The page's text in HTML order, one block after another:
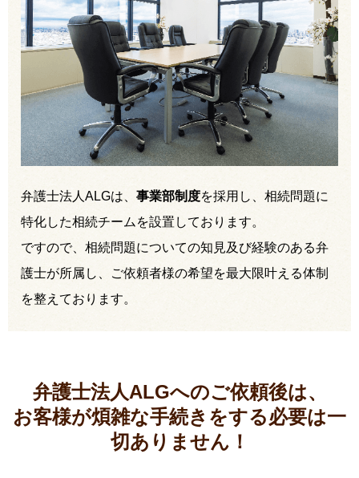
弁護士法人ALGは、 事業部制度を採用し、相続問題に
特化した相続チームを設置しております。
ですので、相続問題についての知見及び経験のある弁
護士が所属し、ご依頼者様の希望を最大限叶える体制
を整えております。
弁護士法人ALGへのご依頼後は、
お客様が煩雑な手続きをする必要は一
切ありません！